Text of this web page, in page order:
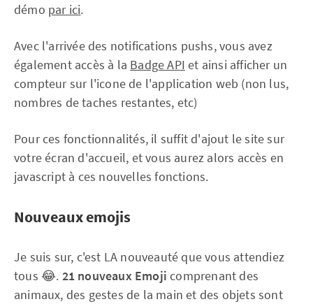
démo par ici.
Avec l'arrivée des notifications pushs, vous avez
également accès à la Badge API et ainsi afficher un
compteur sur l'icone de l'application web (non lus,
nombres de taches restantes, etc)
Pour ces fonctionnalités, il suffit d'ajout le site sur
votre écran d'accueil, et vous aurez alors accès en
javascript à ces nouvelles fonctions.
Nouveaux emojis
Je suis sur, c'est LA nouveauté que vous attendiez
tous 😂. 21 nouveaux Emoji comprenant des
animaux, des gestes de la main et des objets sont